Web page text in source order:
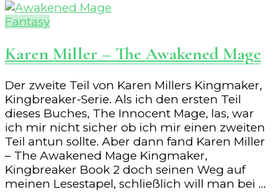
Fantasy
Karen Miller – The Awakened Mage
Der zweite Teil von Karen Millers Kingmaker,
Kingbreaker-Serie. Als ich den ersten Teil
dieses Buches, The Innocent Mage, las, war
ich mir nicht sicher ob ich mir einen zweiten
Teil antun sollte. Aber dann fand Karen Miller
– The Awakened Mage Kingmaker,
Kingbreaker Book 2 doch seinen Weg auf
meinen Lesestapel, schließlich will man bei …